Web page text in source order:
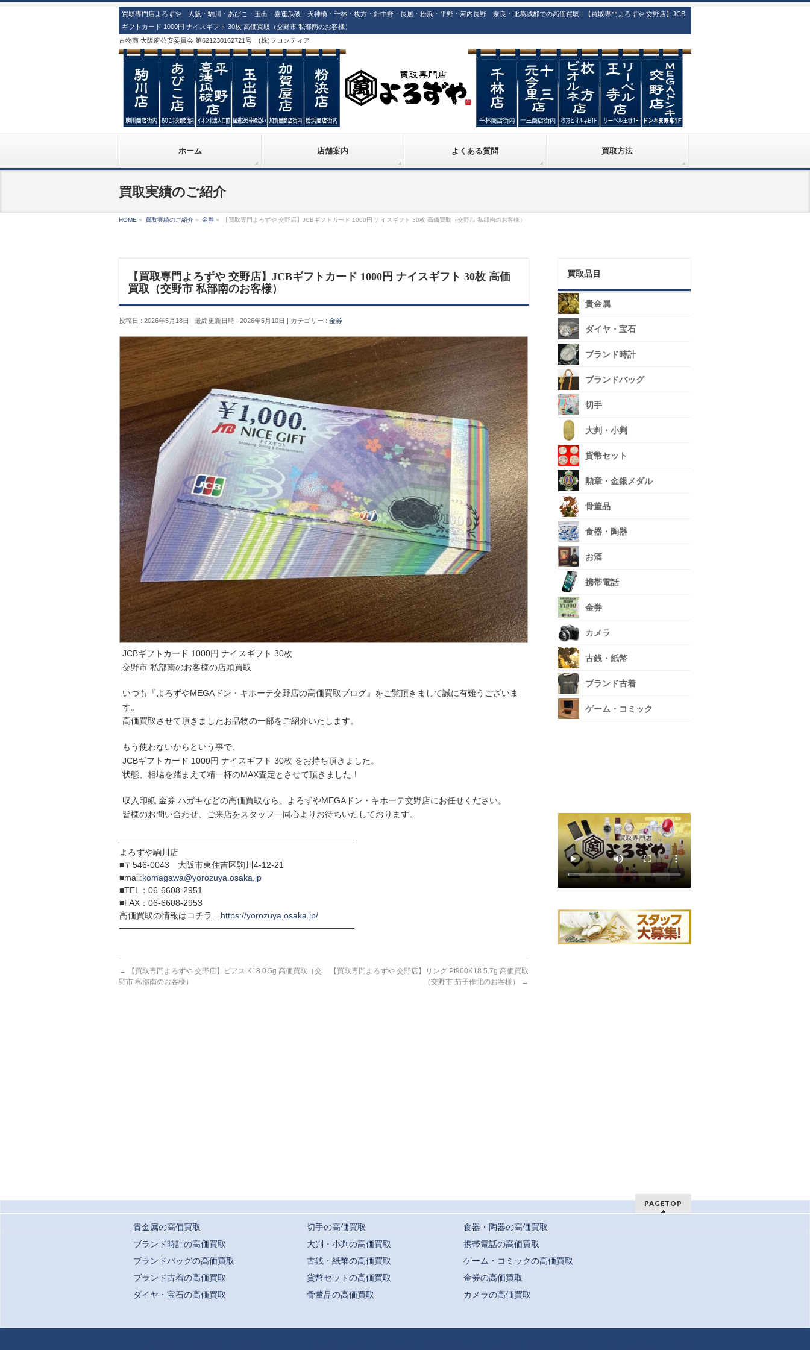
買取専門店よろずや 大阪・駒川・あびこ・玉出・喜連瓜破・天神橋・千林・枚方・針中野・長居・粉浜・平野・河内長野 奈良・北葛城郡での高価買取 | 【買取専門よろずや 交野店】JCB
ギフトカード 1000円 ナイスギフト 30枚 高価買取（交野市 私部南のお客様）
古物商 大阪府公安委員会 第621230162721号 (株)フロンティア
ホーム 店舗案内 よくある質問 買取方法
買取実績のご紹介
HOME » 買取実績のご紹介 » 金券 » 【買取専門よろずや 交野店】JCBギフトカード 1000円 ナイスギフト 30枚 高価買取（交野市 私部南のお客様）
【買取専門よろずや 交野店】JCBギフトカード 1000円 ナイスギフト 30枚 高価
買取（交野市 私部南のお客様）
投稿日 : 2026年5月18日 最終更新日時 : 2026年5月10日 カテゴリー : 金券
JCBギフトカード 1000円 ナイスギフト 30枚
交野市 私部南のお客様の店頭買取
いつも『よろずやMEGAドン・キホーテ交野店の高価買取ブログ』をご覧頂きまして誠に有難うございま
す。
高価買取させて頂きましたお品物の一部をご紹介いたします。
もう使わないからという事で、
JCBギフトカード 1000円 ナイスギフト 30枚 をお持ち頂きました。
状態、相場を踏まえて精一杯のMAX査定とさせて頂きました！
収入印紙 金券 ハガキなどの高価買取なら、よろずやMEGAドン・キホーテ交野店にお任せください。
皆様のお問い合わせ、ご来店をスタッフ一同心よりお待ちいたしております。
───────────────────────────────────────
よろずや駒川店
■〒546-0043 大阪市東住吉区駒川4-12-21
■mail:komagawa@yorozuya.osaka.jp
■TEL：06-6608-2951
■FAX：06-6608-2953
高価買取の情報はコチラ… https://yorozuya.osaka.jp/
───────────────────────────────────────
←
【買取専門よろずや 交野店】ピアス K18 0.5g 高価買取（交
野市 私部南のお客様）
【買取専門よろずや 交野店】リング Pt900K18 5.7g 高価買取
（交野市 茄子作北のお客様）
→
買取品目
貴金属
ダイヤ・宝石
ブランド時計
ブランドバッグ
切手
大判・小判
貨幣セット
勲章・金銀メダル
骨董品
食器・陶器
お酒
携帯電話
金券
カメラ
古銭・紙幣
ブランド古着
ゲーム・コミック
貴金属の高価買取
ブランド時計の高価買取
ブランドバッグの高価買取
ブランド古着の高価買取
ダイヤ・宝石の高価買取
切手の高価買取
大判・小判の高価買取
古銭・紙幣の高価買取
貨幣セットの高価買取
骨董品の高価買取
食器・陶器の高価買取
携帯電話の高価買取
ゲーム・コミックの高価買取
金券の高価買取
カメラの高価買取
PAGETOP